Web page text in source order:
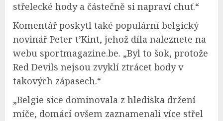
střelecké hody a částečně si napraví chuť.“
Komentář poskytl také populární belgický
novinář Peter t’Kint, jehož díla naleznete na
webu sportmagazine.be. „Byl to šok, protože
Red Devils nejsou zvyklí ztrácet body v
takových zápasech.“
„Belgie sice dominovala z hlediska držení
míče, domácí ovšem zaznamenali více střel